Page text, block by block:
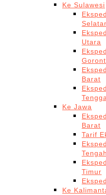
Ke Sulawesi
Utara
Barat
Ke Jawa
Barat
Tarif
Tengah
Timur
Ke